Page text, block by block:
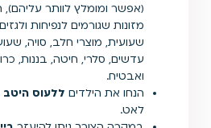
(אפשר ומומלץ לוותר
מזונות שגורמים לנפיחות
שעועית, מוצרי חלב, סויה,
עדשים, סלרי, חיטה, בננות,
ואבטיח.
הנחו את הילדים ללעוס היטב
לאט.